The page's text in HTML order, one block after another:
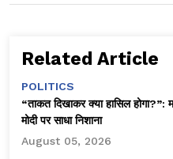
Related Article
POLITICS
“ताकत दिखाकर क्या हासिल होगा?”:
मोदी पर साधा निशाना
August 05, 2026